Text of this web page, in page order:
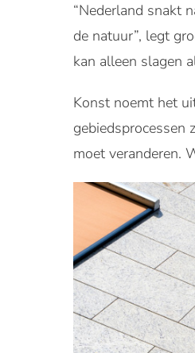
“Nederland snakt
de natuur”, legt
kan alleen slagen
Konst noemt het
gebiedsprocessen
moet veranderen.